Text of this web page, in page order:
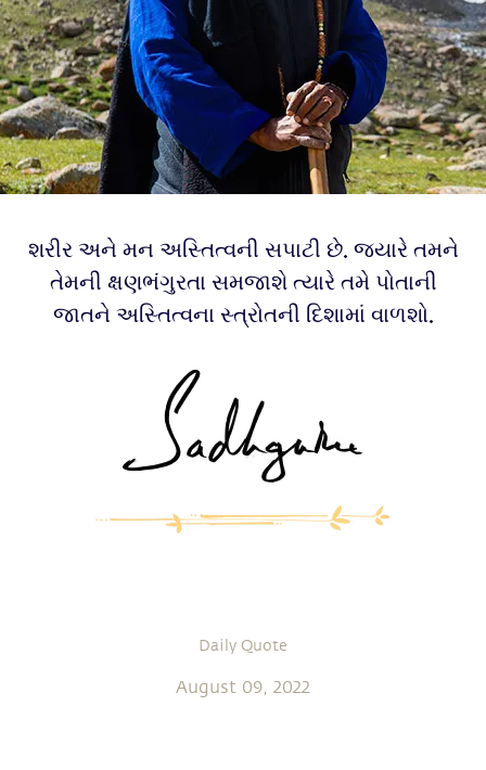
શરીર અને મન અસ્તિત્વની સપાટી છે. જયારે તમને
તેમની ક્ષણભંગુરતા સમજાશે ત્યારે તમે પોતાની
જાતને અસ્તિત્વના સ્ત્રોતની દિશામાં વાળશો.
Daily Quote
August 09, 2022